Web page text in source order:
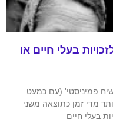
בעלי חיים או
פמיניסטי' (עם כמעט
מדי זמן כתוצאה משני
בעלי חיים